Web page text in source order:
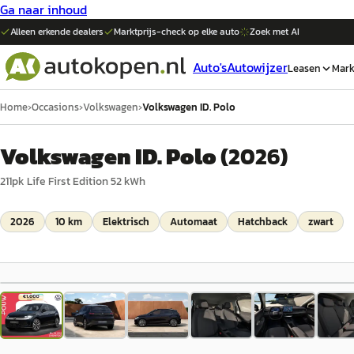
Ga naar inhoud
Alleen erkende dealers Marktprijs-check op elkeauto Zoek met AI
Auto'sAutowijzerLeasen
Home›Occasions›Volkswagen›Volkswagen ID. Polo
Volkswagen ID. Polo(2026)
211pk Life First Edition 52 kWh
2026 10 km Elektrisch Automaat Hatchback zwart